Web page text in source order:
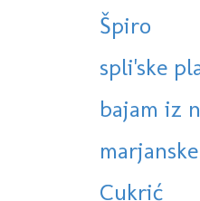
Špiro
spli'ske
bajam iz
Cukrić